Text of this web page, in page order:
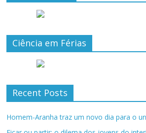
Ciência em Férias
Recent Posts
Homem-Aranha traz um novo dia para o